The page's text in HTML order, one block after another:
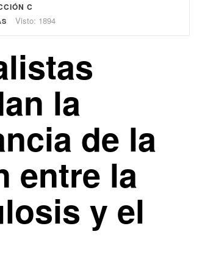
C
Visto: 1894
la
de la
entre la
y el